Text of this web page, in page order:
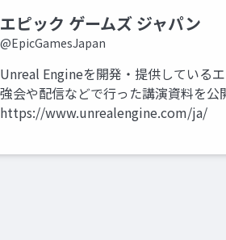
エピック ゲームズ ジャパン
@EpicGamesJapan
Unreal Engineを開発・提供している
強会や配信などで行った講演資料を
https://www.unrealengine.com/ja/